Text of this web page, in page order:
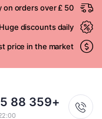
on orders over £ 50
Huge discounts daily
price in the market
+359 88 835 2444